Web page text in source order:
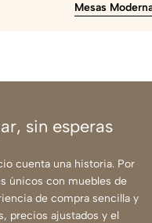
Mesas
sin esperas
cuenta una historia. Por
únicos con muebles de
de compra sencilla y
precios ajustados y el